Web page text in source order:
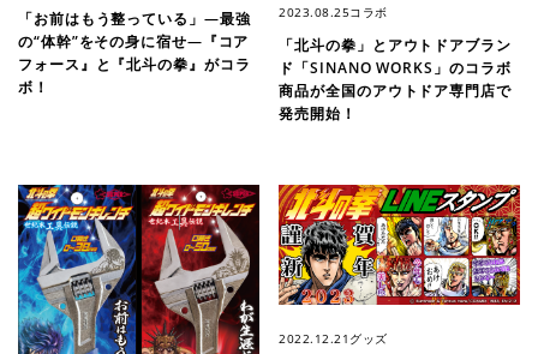
「お前はもう整っている」―最強
の“体幹”をその身に宿せ―『コア
フォース』と『北斗の拳』がコラ
ボ！
2023.08.25コラボ
「北斗の拳」とアウトドアブラン
ド「SINANO WORKS」のコラボ
商品が全国のアウトドア専門店で
発売開始！
2022.12.21 グッズ